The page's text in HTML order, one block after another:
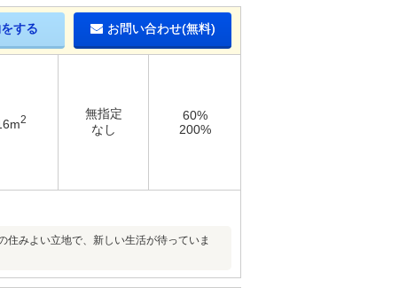
する お問い合わせ(無料)
2
無指定
なし
60%
200%
みよい立地で、新しい生活が待っていま